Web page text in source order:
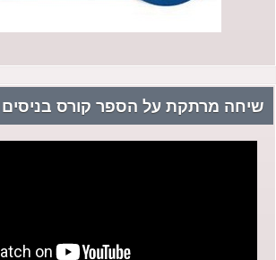
שיחה מרתקת על הספר קורס בניסים